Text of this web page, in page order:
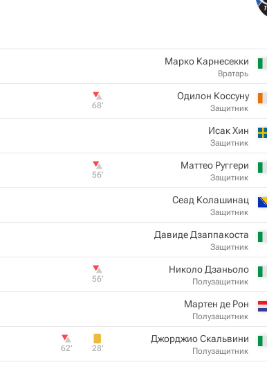
Марко Карнесекки
Вратарь
Одилон Коссуну
Защитник
68‎’‎
Исак Хин
Защитник
Маттео Руггери
Защитник
56‎’‎
Сеад Колашинац
Защитник
Давиде Дзаппакоста
Защитник
Николо Дзаньоло
Полузащитник
56‎’‎
Мартен де Рон
Полузащитник
Джорджио Скальвини
Полузащитник
28‎’‎
62‎’‎